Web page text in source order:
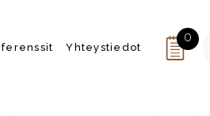
Yhteystiedot
0